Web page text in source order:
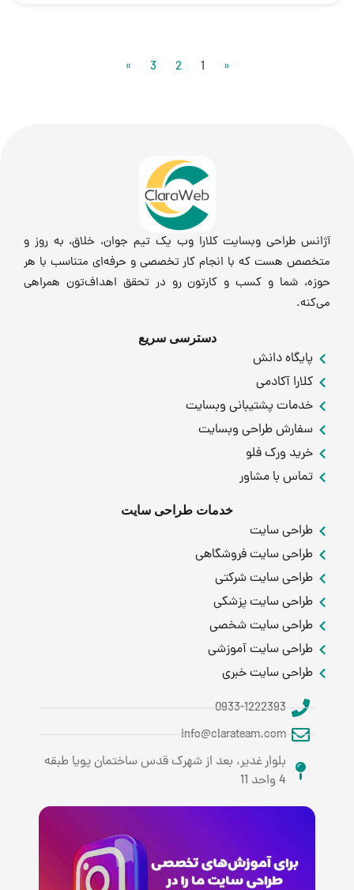
«
1
2
3
»
آژانس طراحی وبسایت کلارا وب یک تیم جوان، خلاق، به روز و
متخصص هست که با انجام کار تخصصی و حرفه‌ای متناسب با هر
حوزه، شما و کسب و کارتون رو در تحقق اهداف‌تون همراهی
می‌کنه.
دسترسی سریع
پایگاه دانش
کلارا آکادمی
خدمات پشتیبانی وبسایت
سفارش طراحی وبسایت
خرید ورک فلو
تماس با مشاور
خدمات طراحی سایت
طراحی سایت
طراحی سایت فروشگاهی
طراحی سایت شرکتی
طراحی سایت پزشکی
طراحی سایت شخصی
طراحی سایت آموزشی
طراحی سایت خبری
0933-1222393
info@clarateam.com
بلوار غدیر، بعد از شهرک قدس ساختمان پویا طبقه
4 واحد 11